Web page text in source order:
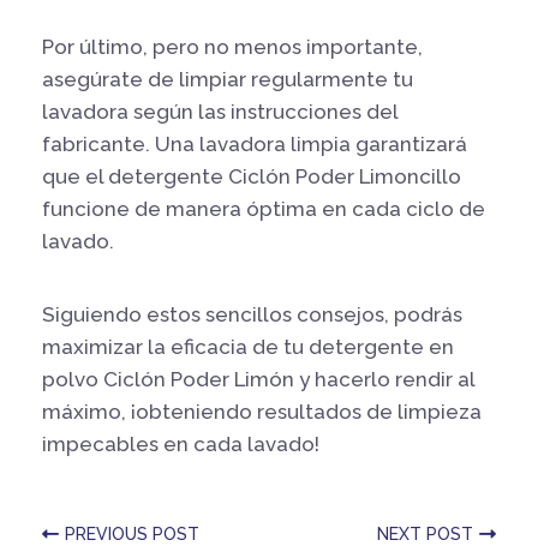
Por último, pero no menos importante,
asegúrate de limpiar regularmente tu
lavadora según las instrucciones del
fabricante. Una lavadora limpia garantizará
que el detergente Ciclón Poder Limoncillo
funcione de manera óptima en cada ciclo de
lavado.
Siguiendo estos sencillos consejos, podrás
maximizar la eficacia de tu detergente en
polvo Ciclón Poder Limón y hacerlo rendir al
máximo, ¡obteniendo resultados de limpieza
impecables en cada lavado!
PREVIOUS POST NEXT POST